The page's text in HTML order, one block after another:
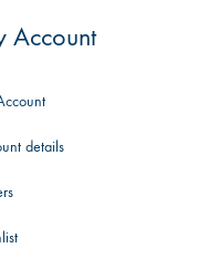
Account
details